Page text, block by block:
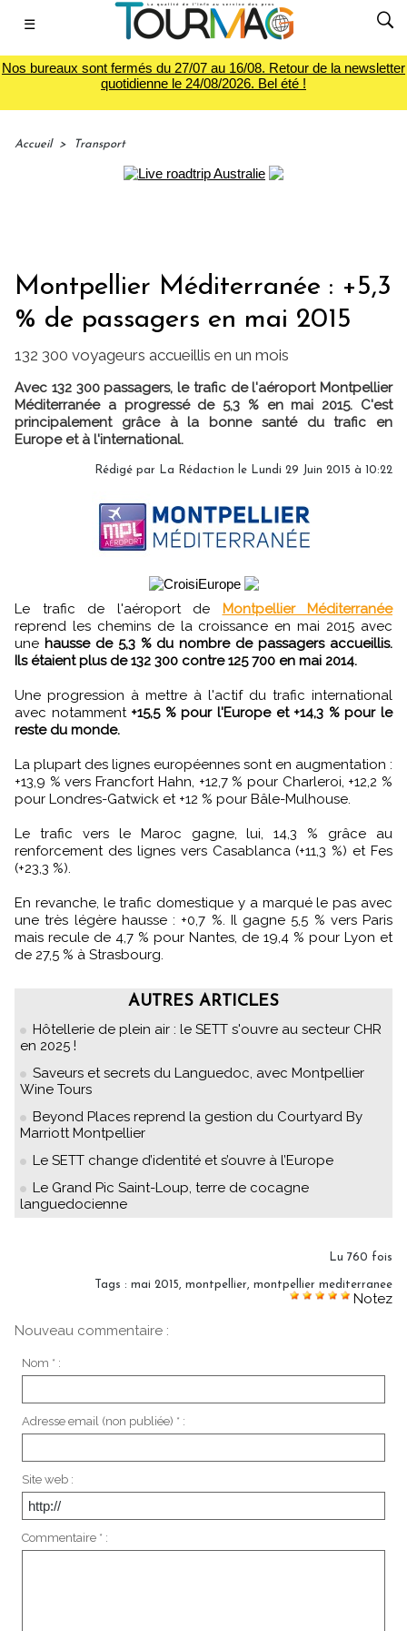
☰
Nos bureaux sont fermés du 27/07 au 16/08. Retour de la newsletter
quotidienne le 24/08/2026. Bel été !
Accueil > Transport
Montpellier Méditerranée : +5,3
% de passagers en mai 2015
132 300 voyageurs accueillis en un mois
Avec 132 300 passagers, le trafic de l'aéroport Montpellier
Méditerranée a progressé de 5,3 % en mai 2015. C'est
principalement grâce à la bonne santé du trafic en
Europe et à l'international.
Rédigé par La Rédaction le Lundi 29 Juin 2015 à 10:22
Le trafic de l'aéroport de Montpellier Méditerranée
reprend les chemins de la croissance en mai 2015 avec
une hausse de 5,3 % du nombre de passagers accueillis.
Ils étaient plus de 132 300 contre 125 700 en mai 2014.
Une progression à mettre à l'actif du trafic international
avec notamment +15,5 % pour l'Europe et +14,3 % pour le
reste du monde.
La plupart des lignes européennes sont en augmentation :
+13,9 % vers Francfort Hahn, +12,7 % pour Charleroi, +12,2 %
pour Londres-Gatwick et +12 % pour Bâle-Mulhouse.
Le trafic vers le Maroc gagne, lui, 14,3 % grâce au
renforcement des lignes vers Casablanca (+11,3 %) et Fes
(+23,3 %).
En revanche, le trafic domestique y a marqué le pas avec
une très légère hausse : +0,7 %. Il gagne 5,5 % vers Paris
mais recule de 4,7 % pour Nantes, de 19,4 % pour Lyon et
de 27,5 % à Strasbourg.
AUTRES ARTICLES
Hôtellerie de plein air : le SETT s'ouvre au secteur CHR
en 2025 !
Saveurs et secrets du Languedoc, avec Montpellier
Wine Tours
Beyond Places reprend la gestion du Courtyard By
Marriott Montpellier
Le SETT change d’identité et s’ouvre à l’Europe
Le Grand Pic Saint-Loup, terre de cocagne
languedocienne
Lu 760 fois
Tags : mai 2015, montpellier, montpellier mediterranee
Notez
Nouveau commentaire :
Nom * :
Adresse email (non publiée) * :
Site web :
Commentaire * :